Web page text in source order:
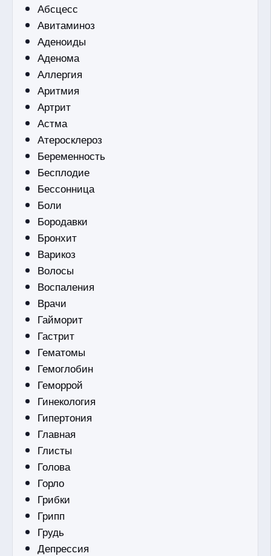
Абсцесс
Авитаминоз
Аденоиды
Аденома
Аллергия
Аритмия
Артрит
Астма
Атеросклероз
Беременность
Бесплодие
Бессонница
Боли
Бородавки
Бронхит
Варикоз
Волосы
Воспаления
Врачи
Гайморит
Гастрит
Гематомы
Гемоглобин
Геморрой
Гинекология
Гипертония
Главная
Глисты
Голова
Горло
Грибки
Грипп
Грудь
Депрессия